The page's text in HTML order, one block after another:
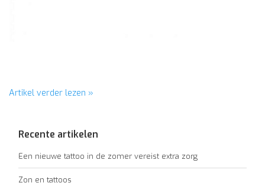
Artikel verder lezen »
Recente artikelen
Een nieuwe tattoo in de zomer vereist extra zorg
Zon en tattoos